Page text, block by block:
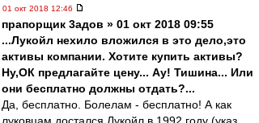
01 окт 2018 12:46
прапорщик 3адoв » 01 окт 2018 09:55
...Лукойл нехило вложился в это дело,это
активы компании. Хотите купить активы?
Ну,ОК предлагайте цену... Ау! Тишина... Или
они бесплатно должны отдать?...
Да, бесплатно. Болелам - бесплатно! А как